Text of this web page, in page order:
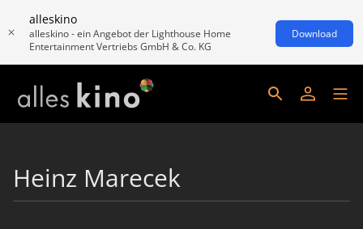
alleskino
alleskino - ein Angebot der Lighthouse Home
Entertainment Vertriebs GmbH & Co. KG
Download
Heinz Marecek